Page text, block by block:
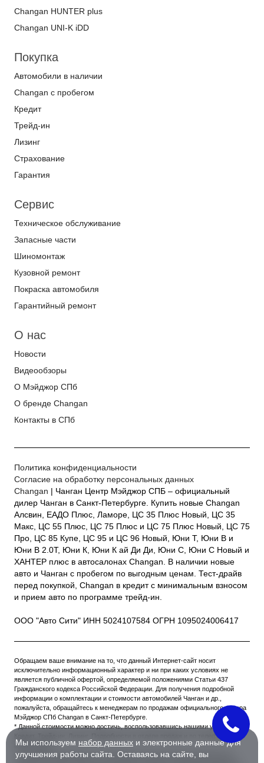
Changan HUNTER plus
Changan UNI-K iDD
Покупка
Автомобили в наличии
Changan с пробегом
Кредит
Трейд-ин
Лизинг
Страхование
Гарантия
Сервис
Техническое обслуживание
Запасные части
Шиномонтаж
Кузовной ремонт
Покраска автомобиля
Гарантийный ремонт
О нас
Новости
Видеообзоры
О Мэйджор СПб
О бренде Changan
Контакты в СПб
Политика конфиденциальности
Согласие на обработку персональных данных
Changan | Чанган Центр Мэйджор СПБ – официальный
дилер Чанган в Санкт-Петербурге. Купить новые Changan
Алсвин, ЕАДО Плюс, Ламоре, ЦС 35 Плюс Новый, ЦС 35
Макс, ЦС 55 Плюс, ЦС 75 Плюс и ЦС 75 Плюс Новый, ЦС 75
Про, ЦС 85 Купе, ЦС 95 и ЦС 96 Новый, Юни Т, Юни В и
Юни В 2.0Т, Юни К, Юни К ай Ди Ди, Юни С, Юни С Новый и
ХАНТЕР плюс в автосалонах Changan. В наличии новые
авто и Чанган с пробегом по выгодным ценам. Тест-драйв
перед покупкой, Changan в кредит с минимальным взносом
и прием авто по программе трейд-ин.
ООО "Авто Сити" ИНН 5024107584 ОГРН 1095024006417
Обращаем ваше внимание на то, что данный Интернет-сайт носит
исключительно информационный характер и ни при каких условиях не
является публичной офертой, определяемой положениями Статьи 437
Гражданского кодекса Российской Федерации. Для получения подробной
информации о комплектации и стоимости автомобилей Чанган и др.,
пожалуйста, обращайтесь к менеджерам по продажам официального дилера
Мэйджор СПб Changan в Санкт-Петербурге.
* Данной стоимости можно достичь, воспользовавшись нашими услугами:
Кредит, Трейд-ин, Лизинг. Подробности в отделе продаж и по телефонам
автосалонов.
** Вы будете перемещены на сайт Major Auto для внесения предоплаты в
Мы используем набор данных и электронные данные для
улучшения работы сайта. Оставаясь на сайте, вы